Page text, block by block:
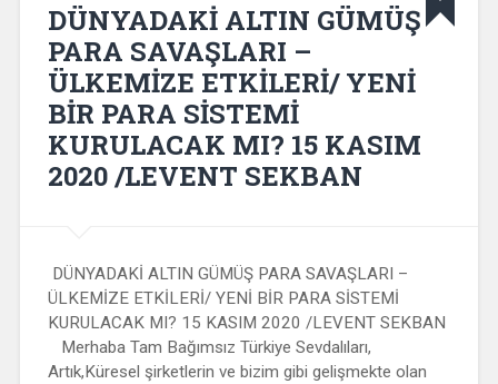
DÜNYADAKİ ALTIN GÜMÜŞ
PARA SAVAŞLARI –
ÜLKEMİZE ETKİLERİ/ YENİ
BİR PARA SİSTEMİ
KURULACAK MI? 15 KASIM
2020 /LEVENT SEKBAN
DÜNYADAKİ ALTIN GÜMÜŞ PARA SAVAŞLARI –
ÜLKEMİZE ETKİLERİ/ YENİ BİR PARA SİSTEMİ
KURULACAK MI? 15 KASIM 2020 /LEVENT SEKBAN
Merhaba Tam Bağımsız Türkiye Sevdalıları,
Artık,Küresel şirketlerin ve bizim gibi gelişmekte olan